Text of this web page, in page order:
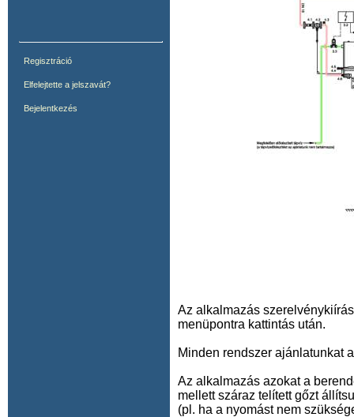
Regisztráció
Elfelejtette a jelszavát?
Bejelentkezés
Az alkalmazás
menüpontra kattintás után.
Minden rendszer ajánlatunkat
Az alkalmazás azokat a
mellett száraz telített gőzt
(pl. ha a nyomást nem